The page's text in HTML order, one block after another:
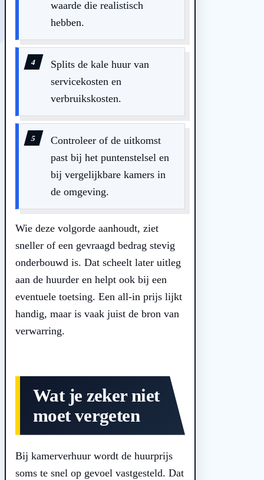
waarde die realistisch
hebben.
Splits de kale huur van
servicekosten en
verbruikskosten.
Controleer of de uitkomst
past bij het puntenstelsel en
bij vergelijkbare kamers in
de omgeving.
Wie deze volgorde aanhoudt, ziet
sneller of een gevraagd bedrag stevig
onderbouwd is. Dat scheelt later uitleg
aan de huurder en helpt ook bij een
eventuele toetsing. Een all-in prijs lijkt
handig, maar is vaak juist de bron van
verwarring.
Wat je zeker niet
moet vergeten
Bij kamerverhuur wordt de huurprijs
soms te snel op gevoel vastgesteld. Dat